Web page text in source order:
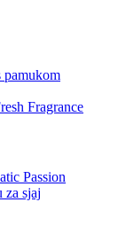
pamukom
Fragrance
Passion
za sjaj